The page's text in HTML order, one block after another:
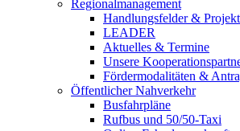
Regionalmanagement
Handlungsfelder &
LEADER
Aktuelles & Termine
Unsere
Fördermodalitäten &
Öffentlicher Nahverkehr
Busfahrpläne
Rufbus und 50/50-Taxi